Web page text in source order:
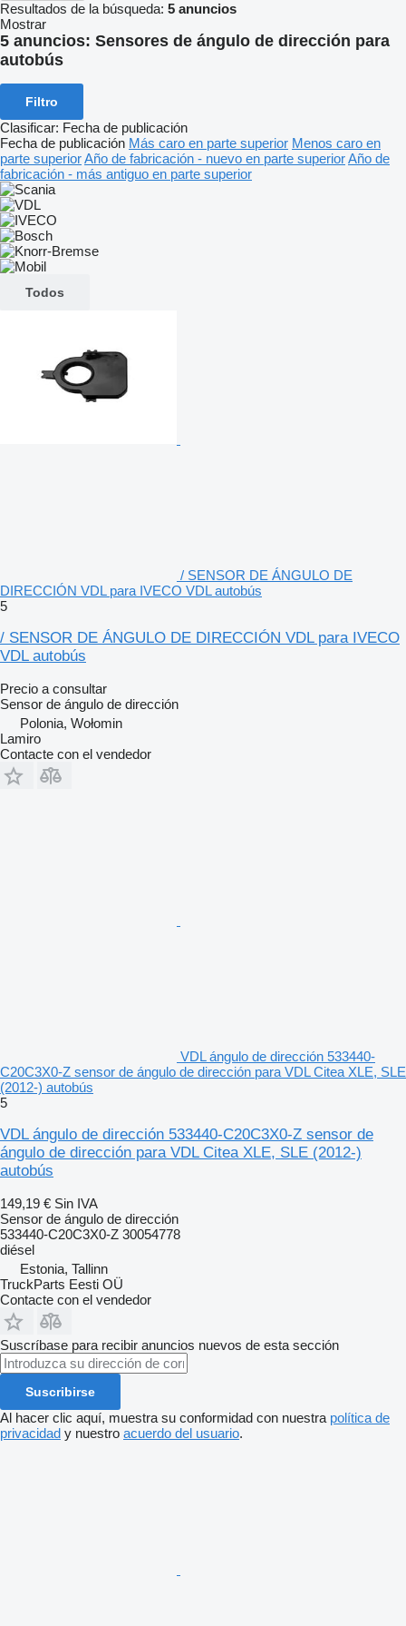
Resultados de la búsqueda: 5 anuncios
Mostrar
5 anuncios: Sensores de ángulo de dirección para
autobús
Filtro
Clasificar: Fecha de publicación
Fecha de publicación Más caro en parte superior Menos caro en
parte superiorAño de fabricación - nuevo en parte superiorAño de
fabricación - más antiguo en parte superior
Todos
/ SENSOR DE ÁNGULO DE
DIRECCIÓN VDL para IVECO VDL autobús
5
/ SENSOR DE ÁNGULO DE DIRECCIÓN VDL para IVECO
VDL autobús
Precio a consultar
Sensor de ángulo de dirección
Polonia, Wołomin
Lamiro
Contacte con el vendedor
VDL ángulo de dirección 533440-
C20C3X0-Z sensor de ángulo de dirección para VDL Citea XLE, SLE
(2012-) autobús
5
VDL ángulo de dirección 533440-C20C3X0-Z sensor de
ángulo de dirección para VDL Citea XLE, SLE (2012-)
autobús
149,19 € Sin IVA
Sensor de ángulo de dirección
533440-C20C3X0-Z 30054778
diésel
Estonia, Tallinn
TruckParts Eesti OÜ
Contacte con el vendedor
Suscríbase para recibir anuncios nuevos de esta sección
Suscribirse
Al hacer clic aquí, muestra su conformidad con nuestra política de
privacidad y nuestro acuerdo del usuario.